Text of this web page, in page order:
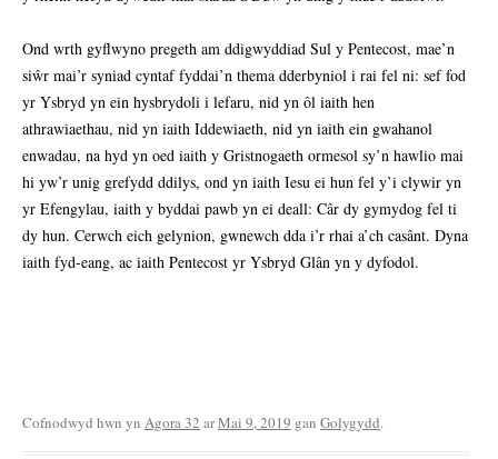
Ond wrth gyflwyno pregeth am ddigwyddiad Sul y Pentecost, mae’n
siŵr mai’r syniad cyntaf fyddai’n thema dderbyniol i rai fel ni: sef fod
yr Ysbryd yn ein hysbrydoli i lefaru, nid yn ôl iaith hen
athrawiaethau, nid yn iaith Iddewiaeth, nid yn iaith ein gwahanol
enwadau, na hyd yn oed iaith y Gristnogaeth ormesol sy’n hawlio mai
hi yw’r unig grefydd ddilys, ond yn iaith Iesu ei hun fel y’i clywir yn
yr Efengylau, iaith y byddai pawb yn ei deall: Câr dy gymydog fel ti
dy hun. Cerwch eich gelynion, gwnewch dda i’r rhai a’ch casânt. Dyna
iaith fyd-eang, ac iaith Pentecost yr Ysbryd Glân yn y dyfodol.
Cofnodwyd hwn yn Agora 32 arMai 9, 2019 gan Golygydd.